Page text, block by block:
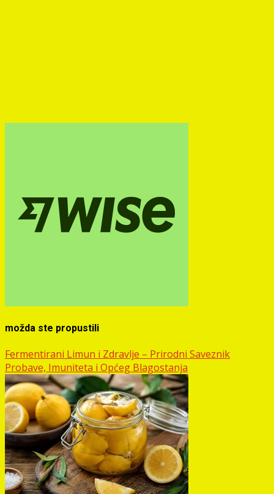
možda ste propustili
Fermentirani Limun i Zdravlje – Prirodni Saveznik
Probave, Imuniteta i Općeg Blagostanja